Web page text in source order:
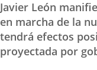
Javier León
en marcha de la
tendrá efectos
proyectada por